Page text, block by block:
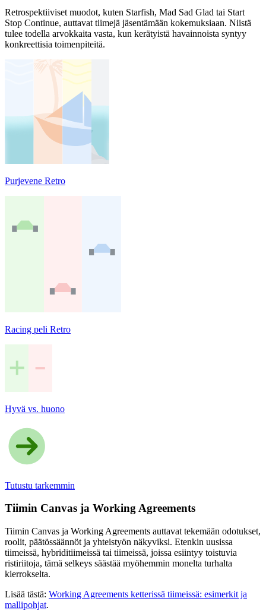
Retrospektiiviset muodot, kuten Starfish, Mad Sad Glad tai Start
Stop Continue, auttavat tiimejä jäsentämään kokemuksiaan. Niistä
tulee todella arvokkaita vasta, kun kerätyistä havainnoista syntyy
konkreettisia toimenpiteitä.
Purjevene Retro
Racing peli Retro
Hyvä vs. huono
Tutustu tarkemmin
Tiimin Canvas ja Working Agreements
Tiimin Canvas ja Working Agreements auttavat tekemään odotukset,
roolit, päätössäännöt ja yhteistyön näkyviksi. Etenkin uusissa
tiimeissä, hybridi­tiimeissä tai tiimeissä, joissa esiintyy toistuvia
ristiriitoja, tämä selkeys säästää myöhemmin monelta turhalta
kierrokselta.
Lisää tästä: Working Agreements ketterissä tiimeissä: esimerkit ja
mallipohjat.